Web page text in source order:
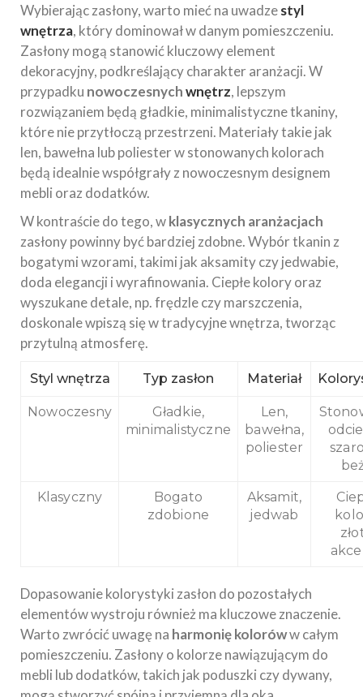
Wybierając zasłony, warto mieć na uwadzestyl
wnętrza, który dominował w danym pomieszczeniu.
Zasłony mogą stanowić kluczowy element
dekoracyjny, podkreślający charakter aranżacji. W
przypadku nowoczesnychwnętrz, lepszym
rozwiązaniem będą gładkie, minimalistyczne tkaniny,
które nie przytłoczą przestrzeni. Materiały takie jak
len, bawełna lub poliester w stonowanych kolorach
będą idealnie współgrały z nowoczesnym designem
mebli oraz dodatków.
W kontraście do tego, wklasycznych aranżacjach
zasłony powinny być bardziej zdobne. Wybór tkanin z
bogatymi wzorami, takimi jak aksamity czy jedwabie,
doda elegancji i wyrafinowania. Ciepłe kolory oraz
wyszukane detale, np. frędzle czy marszczenia,
doskonale wpiszą się w tradycyjne wnętrza, tworząc
przytulną atmosferę.
Styl wnętrza Typ zasłon Materiał
Nowoczesny
Gładkie,
minimalistyczne
Len,
bawełna,
poliester
Klasyczny
Bogato
zdobione
Aksamit,
jedwab
Dopasowanie kolorystyki zasłon do pozostałych
elementów wystroju również ma kluczowe znaczenie.
Warto zwrócić uwagę na harmonię koloróww całym
pomieszczeniu. Zasłony o kolorze nawiązującym do
mebli lub dodatków, takich jak poduszki czy dywany,